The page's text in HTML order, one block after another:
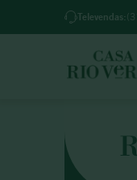
Televendas:
BH pedidos feitos